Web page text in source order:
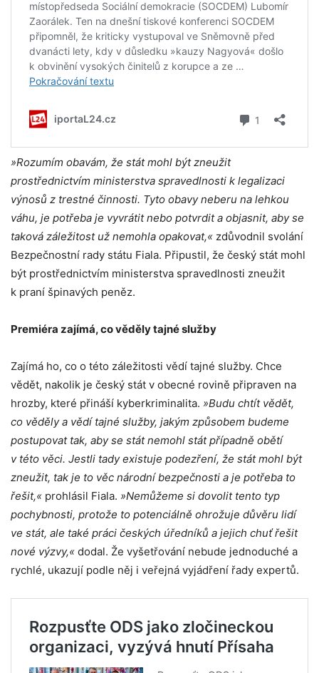
»Rozumím obavám, že stát mohl být zneužit
prostřednictvím ministerstva spravedlnosti k legalizaci
výnosů z trestné činnosti. Tyto obavy neberu na lehkou
váhu, je potřeba je vyvrátit nebo potvrdit a objasnit, aby se
taková záležitost už nemohla opakovat,« zdůvodnil svolání
Bezpečnostní rady státu Fiala. Připustil, že český stát mohl
být prostřednictvím ministerstva spravedlnosti zneužit
k praní špinavých peněz.
Premiéra zajímá, co věděly tajné služby
Zajímá ho, co o této záležitosti vědí tajné služby. Chce
vědět, nakolik je český stát v obecné rovině připraven na
hrozby, které přináší kyberkriminalita. »Budu chtít vědět,
co věděly a vědí tajné služby, jakým způsobem budeme
postupovat tak, aby se stát nemohl stát případně obětí
v této věci. Jestli tady existuje podezření, že stát mohl být
zneužit, tak je to věc národní bezpečnosti a je potřeba to
řešit,« prohlásil Fiala. »Nemůžeme si dovolit tento typ
pochybnosti, protože to potenciálně ohrožuje důvěru lidí
ve stát, ale také práci českých úředníků a jejich chuť řešit
nové výzvy,« dodal. Že vyšetřování nebude jednoduché a
rychlé, ukazují podle něj i veřejná vyjádření řady expertů.